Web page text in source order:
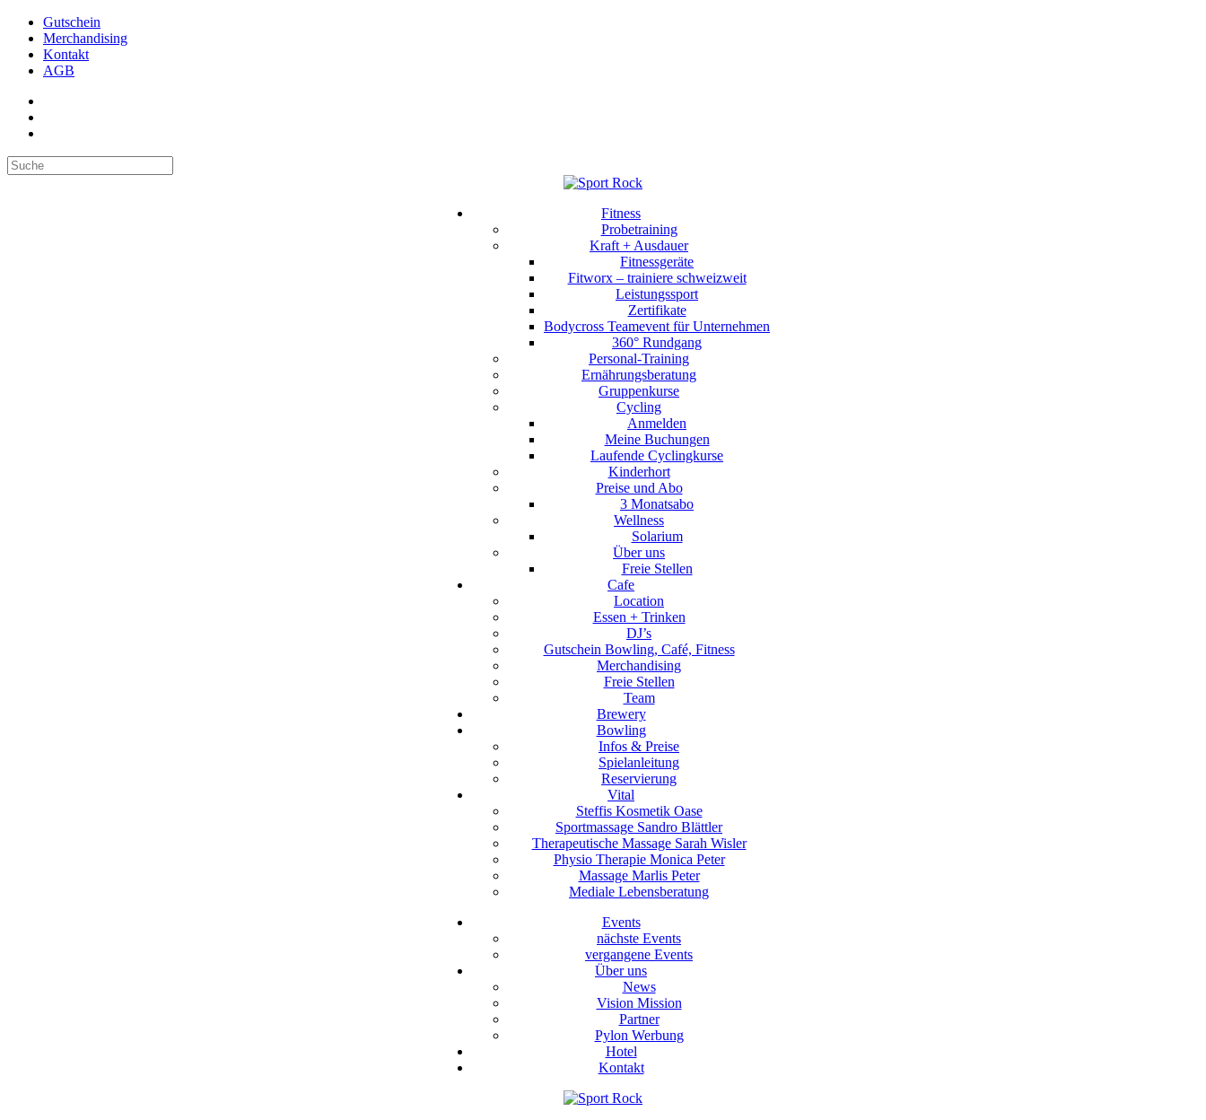
Gutschein
Merchandising
Kontakt
AGB
Suchen
Fitness
Probetraining
Kraft + Ausdauer
Fitnessgeräte
Fitworx – trainiere schweizweit
Leistungssport
Zertifikate
Bodycross Teamevent für Unternehmen
360° Rundgang
Personal-Training
Ernährungsberatung
Gruppenkurse
Cycling
Anmelden
Meine Buchungen
Laufende Cyclingkurse
Kinderhort
Preise und Abo
3 Monatsabo
Wellness
Solarium
Über uns
Freie Stellen
Cafe
Location
Essen + Trinken
DJ’s
Gutschein Bowling, Café, Fitness
Merchandising
Freie Stellen
Team
Brewery
Bowling
Infos & Preise
Spielanleitung
Reservierung
Vital
Steffis Kosmetik Oase
Sportmassage Sandro Blättler
Therapeutische Massage Sarah Wisler
Physio Therapie Monica Peter
Massage Marlis Peter
Mediale Lebensberatung
Events
nächste Events
vergangene Events
Über uns
News
Vision Mission
Partner
Pylon Werbung
Hotel
Kontakt